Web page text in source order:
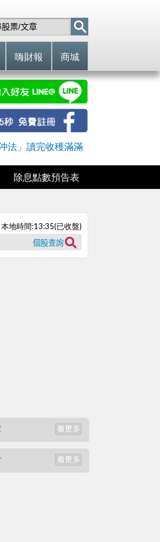
嗨財報 商城
法」讀完收穫滿滿
除息點數預告表
本地時間:13:35(已收盤)